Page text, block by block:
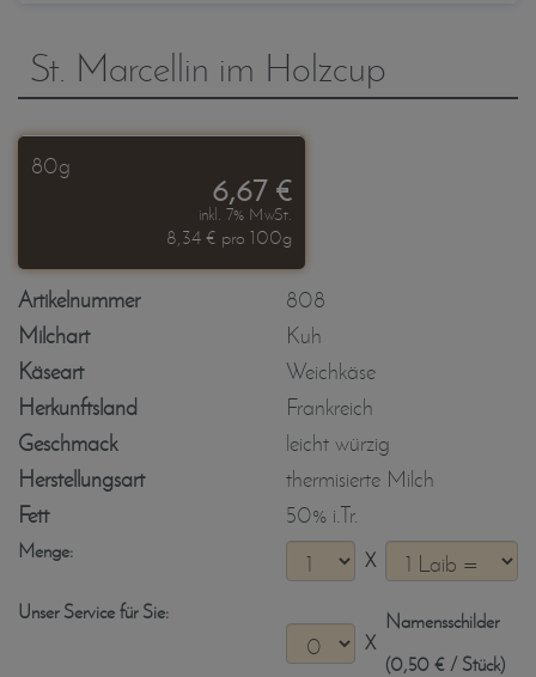
St. Marcellin im Holzcup
80g
6,67 €
inkl. 7% MwSt.
8,34 € pro 100g
Artikelnummer
808
Milchart
Kuh
Käseart
Weichkäse
Herkunftsland
Frankreich
Geschmack
leicht würzig
Herstellungsart
thermisierte Milch
Fett
50% i.Tr.
Menge: X
Unser Service für Sie:
X
Namensschilder
(0,50 € / Stück)